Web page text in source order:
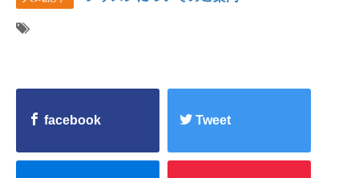
facebook Tweet